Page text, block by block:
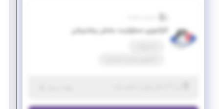
کارآموزی مسئولیت بخش پشتیبانی